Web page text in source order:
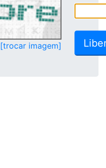
[trocar imagem]